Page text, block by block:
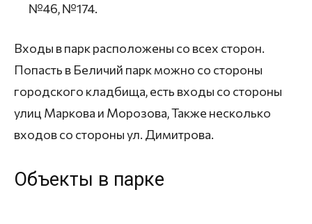
№46, №174.
Входы в парк расположены со всех сторон.
Попасть в Беличий парк можно со стороны
городского кладбища, есть входы со стороны
улиц Маркова и Морозова, Также несколько
входов со стороны ул. Димитрова.
Объекты в парке